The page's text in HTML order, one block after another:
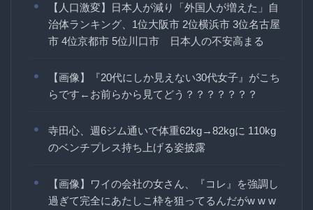
【人口激変】日本人が減り「外国人が増えた」自
治体ランキング、1位大阪市 2位横浜市 3位名古屋
市 4位京都市 5位川口市 日本人の不安高まる
【画像】『20代にしか見えない30代女子』がこち
らです←お前らから見てどう？？？？？？？
寺田心、週6ジム通いで体重62kg→82kgに 110kg
のベンチプレス持ち上げる姿披露
【画像】ワイの会社の女さん、『コレ』を強調し
過ぎて完全にあたしこ枠を狙ってるんだがw w w